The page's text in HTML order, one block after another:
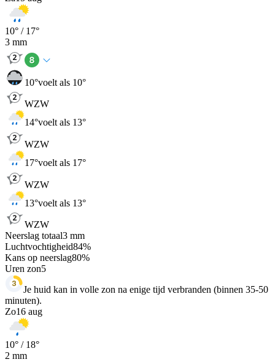
10° / 17°
3 mm
10°voelt als 10°
WZW
14°voelt als 13°
WZW
17°voelt als 17°
WZW
13°voelt als 13°
WZW
Neerslag totaal3 mm
Luchtvochtigheid84%
Kans op neerslag80%
Uren zon5
Je huid kan in volle zon na enige tijd verbranden (binnen 35-50
minuten).
Zo16 aug
10° / 18°
2 mm